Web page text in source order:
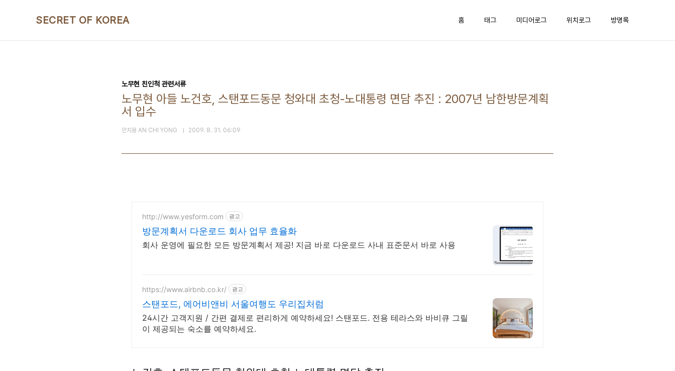
SECRET OF KOREA 홈 태그 미디어로그 위치로그 방명록
노무현 친인척 관련서류
노무현 아들 노건호, 스탠포드동문 청와대 초청-노대통령 면담 추진 : 2007년 남한방문계획
서 입수
안치용 AN CHI YONG 2009. 8. 31. 06:09
http://www.yesform.com 광고
방문계획서 다운로드 회사 업무 효율화
회사 운영에 필요한 모든 방문계획서 제공! 지금 바로 다운로드 사내 표준문서 바로 사용
https://www.airbnb.co.kr/ 광고
스탠포드, 에어비앤비 서울여행도 우리집처럼
24시간 고객지원 / 간편 결제로 편리하게 예약하세요! 스탠포드. 전용 테라스와 바비큐 그릴
이 제공되는 숙소를 예약하세요.